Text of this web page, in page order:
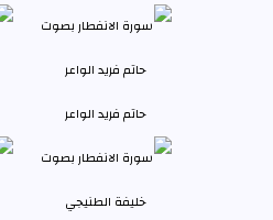
حاتم فريد الواعر